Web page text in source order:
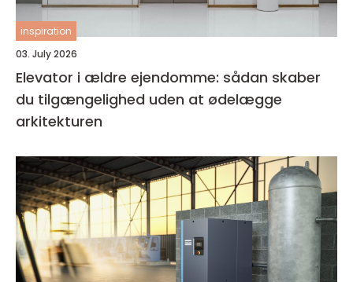
inspiration
03. July 2026
Elevator i ældre ejendomme: sådan skaber
du tilgængelighed uden at ødelægge
arkitekturen